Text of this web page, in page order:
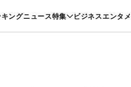
キングニュース特集 ビジネスエンタメ
スポーツ ヘルスケア 美容 グルメ